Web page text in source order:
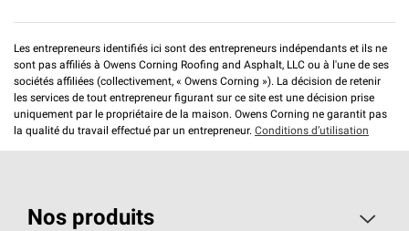
Les entrepreneurs identifiés ici sont des entrepreneurs indépendants et ils ne
sont pas affiliés à Owens Corning Roofing and Asphalt, LLC ou à l'une de ses
sociétés affiliées (collectivement, « Owens Corning »). La décision de retenir
les services de tout entrepreneur figurant sur ce site est une décision prise
uniquement par le propriétaire de la maison. Owens Corning ne garantit pas
la qualité du travail effectué par un entrepreneur. Conditions d’utilisation
Nos produits